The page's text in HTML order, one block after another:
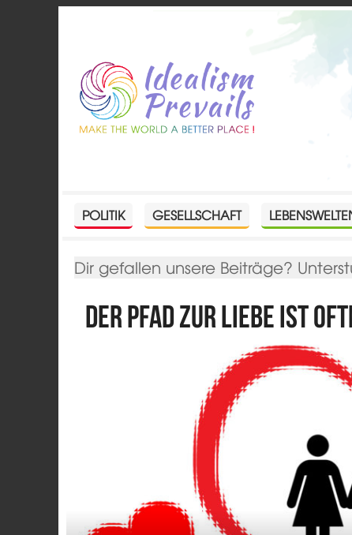
POLITIK GESELLSCHAFT
Dir gefallen unsere Beiträge?
Der Pfad zur Liebe ist